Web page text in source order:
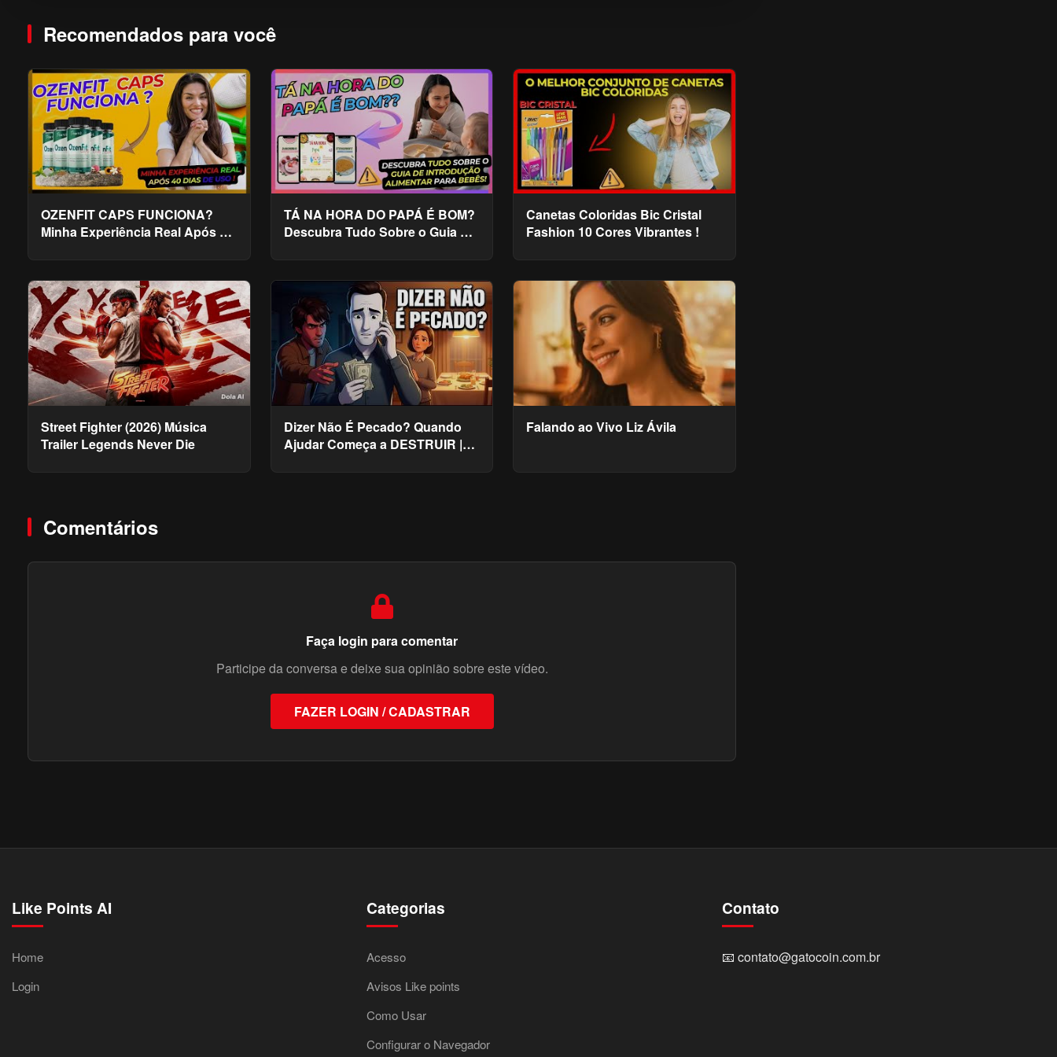
Recomendados para você
OZENFIT CAPS FUNCIONA?
Minha Experiência Real Após 40
TÁ NA HORA DO PAPÁ É BOM?
Descubra Tudo Sobre o Guia de
Canetas Coloridas Bic Cristal
Fashion 10 Cores Vibrantes !
Street Fighter (2026) Música
Trailer Legends Never Die
Dizer Não É Pecado? Quando
Ajudar Começa a DESTRUIR |
Falando ao Vivo Liz Ávila
Comentários
Faça login para comentar
Participe da conversa e deixe sua opinião sobre este vídeo.
FAZER LOGIN / CADASTRAR
Like Points AI
Home
Login
Categorias
Acesso
Avisos Like points
Como Usar
Configurar o Navegador
Contato
📧 contato@gatocoin.com.br